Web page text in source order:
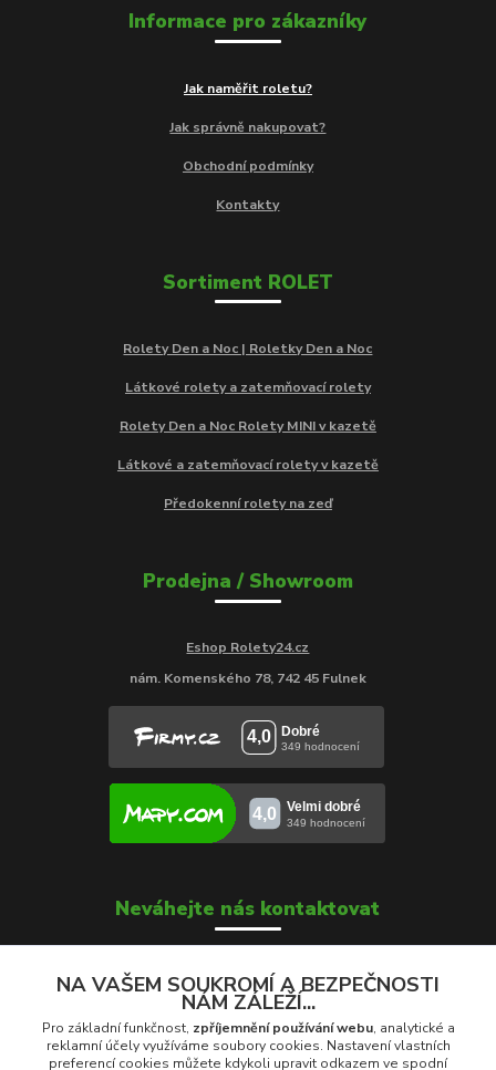
Informace pro zákazníky
Jak naměřit roletu?
Jak správně nakupovat?
Obchodní podmínky
Kontakty
Sortiment ROLET
Rolety Den a Noc | Roletky Den a Noc
Látkové rolety a zatemňovací rolety
Rolety Den a Noc Rolety MINI v kazetě
Látkové a zatemňovací rolety v kazetě
Předokenní rolety na zeď
Prodejna / Showroom
Eshop Rolety24.cz
nám. Komenského 78, 742 45 Fulnek
Neváhejte nás kontaktovat
Soňa Škrobánková
+420 739 000 639
Po - Pá: 8:00 - 16:00
NA VAŠEM SOUKROMÍ A BEZPEČNOSTI
NÁM ZÁLEŽÍ...
Pro základní funkčnost, zpříjemnění používání webu, analytické a
reklamní účely využíváme soubory cookies. Nastavení vlastních
preferencí cookies můžete kdykoli upravit odkazem ve spodní